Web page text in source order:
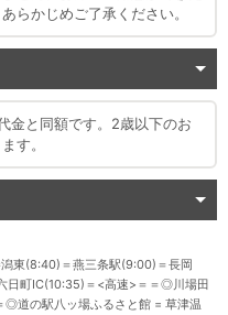
らかじめご了承ください。
金と同額です。2歳以下のお
す。
東(8:40)＝燕三条駅(9:00)＝長岡
町IC(10:35)＝<高速>＝＝◎川場田
◎道の駅八ッ場ふるさと館 = 草津温